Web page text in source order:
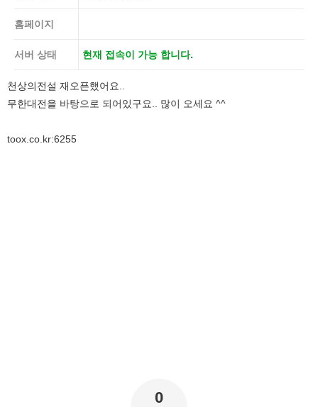
홈페이지
서버 상태 현재 접속이 가능 합니다.
천상의전설 재오픈했어요..
무한대전을 바탕으로 되어있구요.. 많이 오세요 ^^
toox.co.kr:6255
0